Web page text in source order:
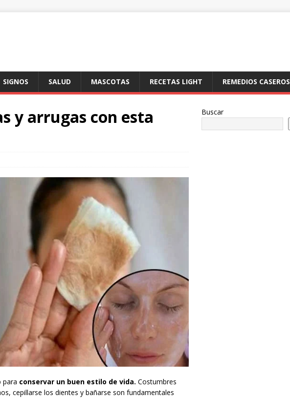
SIGNOS SALUD MASCOTAS RECETAS LIGHT REMEDIOS CASEROS
y arrugas con esta
para conservar un buen estilo de vida. Costumbres
cepillarse los dientes y bañarse son fundamentales
Buscar